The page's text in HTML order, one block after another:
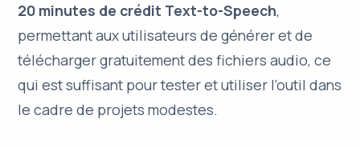
20 minutes de crédit Text-to-Speech,
permettant aux utilisateurs de générer et de
télécharger gratuitement des fichiers audio, ce
qui est suffisant pour tester et utiliser l’outil dans
le cadre de projets modestes.